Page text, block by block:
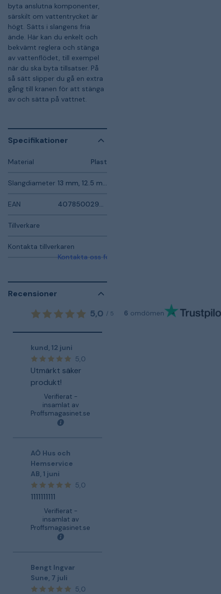
byta anslutna komponenter,
särskilt om vattentrycket är
högt. Sätts i slangens fria
ände. Här kan du enkelt och
bekvämt reglera och stänga
av vattenflödet, till exempel
när du ska byta tillsatser. På
så sätt slipper du gå en extra
gång till kranen för att stänga
av och sätta på vattnet.
Specifikationer
Material Plast
Slangdiameter
EAN
Tillverkare
Kontakta tillverkaren
Kontakta oss för mer information
Recensioner
5,0 / 5 6 omdömen
kund 12 juni
5,0
Utmärkt säker
produkt!
Verifierat -
insamlat av
Proffsmagasinet.se
AÖ Hus och
Hemservice
AB 1 juni
5,0
1111111111
Verifierat -
insamlat av
Proffsmagasinet.se
Bengt Ingvar
Sune 7 juli
5,0